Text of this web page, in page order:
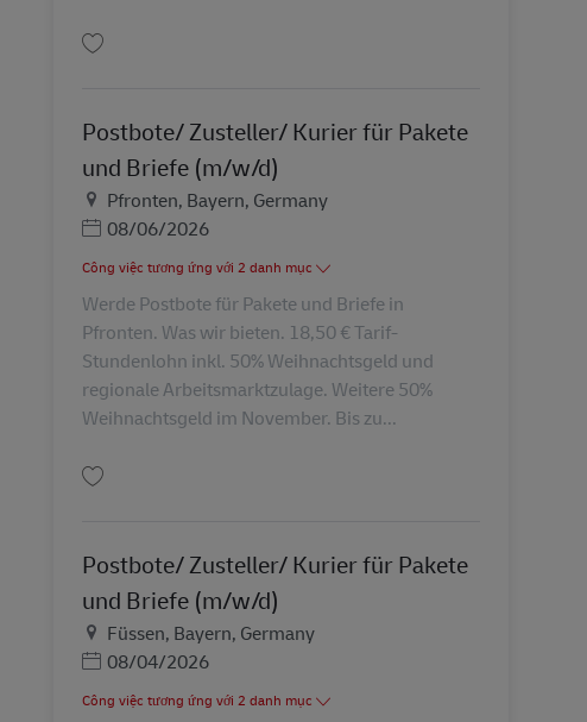
Postbote/ Zusteller/ Kurier für Pakete
und Briefe (m/w/d)
Địa điểm
Pfronten, Bayern, Germany
Posted Date
08/06/2026
Công việc tương ứng với 2 danh mục
Werde Postbote für Pakete und Briefe in
Pfronten. Was wir bieten. 18,50 € Tarif-
Stundenlohn inkl. 50% Weihnachtsgeld und
regionale Arbeitsmarktzulage. Weitere 50%
Weihnachtsgeld im November. Bis zu...
Postbote/ Zusteller/ Kurier für Pakete
und Briefe (m/w/d)
Địa điểm
Füssen, Bayern, Germany
Posted Date
08/04/2026
Công việc tương ứng với 2 danh mục